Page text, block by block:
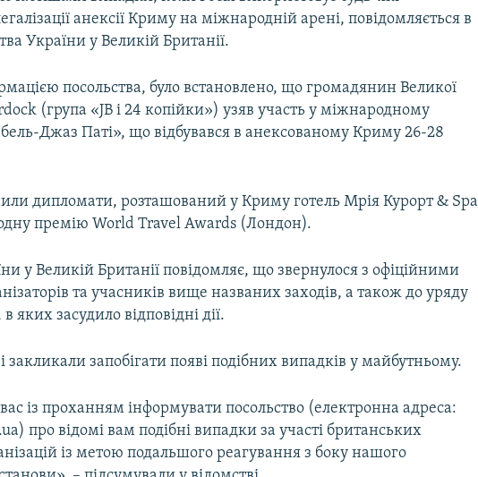
анексії Криму на міжнародній арені, повідомляється в
України у Великій Британії.
посольства, було встановлено, що громадянин Великої
(група «JB і 24 копійки») узяв участь у міжнародному
Джаз Паті», що відбувався в анексованому Криму 26-28
дипломати, розташований у Криму готель Мрія Курорт & Spa
премію World Travel Awards (Лондон).
у Великій Британії повідомляє, що звернулося з офіційними
та учасників вище названих заходів, а також до уряду
яких засудило відповідні дії.
закликали запобігати появі подібних випадків у майбутньому.
із проханням інформувати посольство (електронна адреса:
про відомі вам подібні випадки за участі британських
із метою подальшого реагування з боку нашого